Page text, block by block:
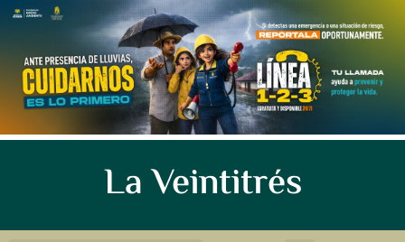
La Veintitrés